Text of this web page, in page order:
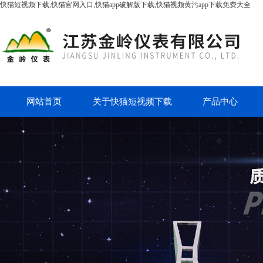
快猫短视频下载,快猫官网入口,快猫app破解版下载,快猫视频黄污app下载免费大全
网站首页 关于快猫短视频下载 产品中心